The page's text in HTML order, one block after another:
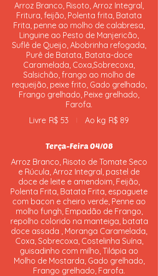
Arroz Branco, Risoto, Arroz Integral,
Fritura, feijão, Polenta frita, Batata
Frita, penne ao molho de calabresa,
Linguine ao Pesto de Manjericão,
Suflê de Queijo, Abobrinha refogada,
Purê de Batata, Batata-doce
Caramelada, Coxa,Sobrecoxa,
Salsichão, frango ao molho de
requeijão, peixe frito, Gado grelhado,
Frango grelhado, Peixe grelhado,
Farofa.
Livre R$ 53 Ao kg R$ 89
Terça-Feira 04/08
Arroz Branco, Risoto de Tomate Seco
e Rúcula, Arroz Integral, pastel de
doce de leite e amendoim, Feijão,
Polenta Frita, Batata Frita, espaguete
com bacon e cheiro verde, Penne ao
molho fungh, Empadão de Frango,
repolho colorido na manteiga, batata
doce assada , Moranga Caramelada,
Coxa, Sobrecoxa, Costelinha Suína,
guisadinho com milho, Tilápia ao
Molho de Mostarda, Gado grelhado,
Frango grelhado, Farofa.